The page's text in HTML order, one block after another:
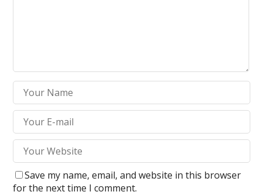
Save my name, email, and website in this browser
for the next time I comment.